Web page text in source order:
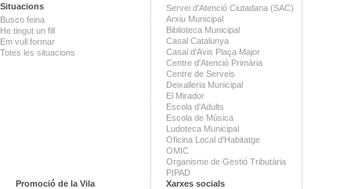
Situacions
Busco feina
He tingut un fill
Em vull formar
Totes les situacions
Servei d'Atenció Ciutadana (SAC)
Arxiu Municipal
Biblioteca Municipal
Casal Catalunya
Casal d'Avis Plaça Major
Centre d'Atenció Primària
Centre de Serveis
Deixalleria Municipal
El Mirador
Escola d'Adults
Escola de Música
Ludoteca Municipal
Oficina Local d'Habitatge
OMIC
Organisme de Gestió Tributària
PIPAD
Promoció de la Vila
Xarxes socials